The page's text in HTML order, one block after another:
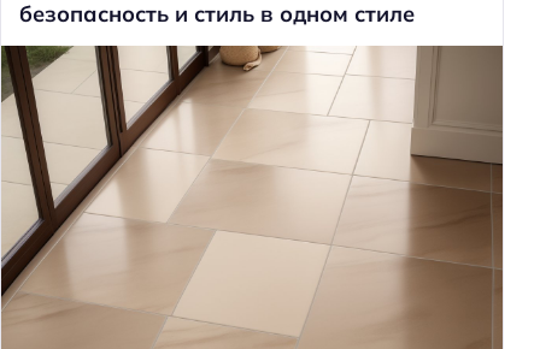
безопасность и стиль в одном стиле